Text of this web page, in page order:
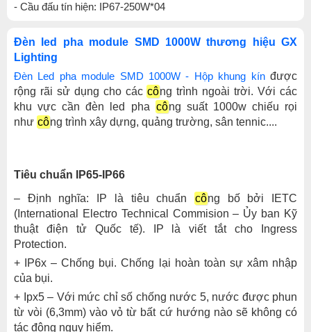
- Cầu đấu tín hiện: IP67-250W*04
Đèn led pha module SMD 1000W thương hiệu GX
Lighting
Đèn Led pha module SMD 1000W - Hộp khung kínđược
rộng rãi sử dụng cho các công trình ngoài trời. Với các
khu vực cần đèn led pha công suất 1000w chiếu rọi
như công trình xây dựng, quảng trường, sân tennic....
Tiêu chuẩn IP65-IP66
– Định nghĩa: IP là tiêu chuẩn công bố bởi IETC
(International Electro Technical Commision – Ủy ban Kỹ
thuật điện tử Quốc tế). IP là viết tắt cho Ingress
Protection.
+ IP6x – Chống bụi. Chống lại hoàn toàn sự xâm nhập
của bụi.
+ Ipx5 – Với mức chỉ số chống nước 5, nước được phun
từ vòi (6,3mm) vào vỏ từ bất cứ hướng nào sẽ không có
tác động nguy hiểm.